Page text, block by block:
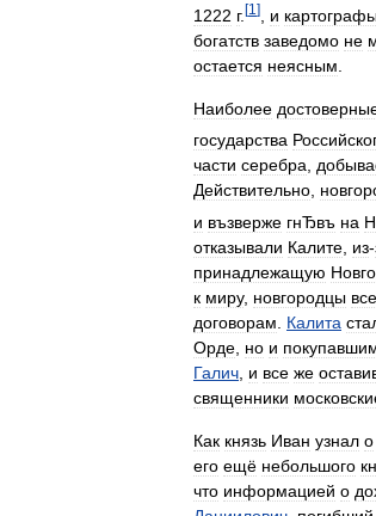
1222 г.[1 ] и
богатств заведомо не
остается неясным
Наиболее
государства
части серебра,
Действительно,
и възверже гнЂвъ на
отказывали Калите из-
принадлежащую
к миру, новгородцы все
договорам
Калита
Орде но и
Галич и все же
священники
Как князь Иван узнал о
его ещё небольшого
что информацией о